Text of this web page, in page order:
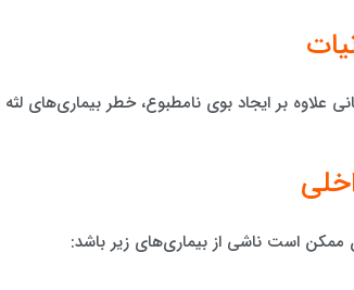
علاوه بر ایجاد بوی نامطبوع، خطر بیماری‌های
ممکن است ناشی از بیماری‌های زیر باشد: